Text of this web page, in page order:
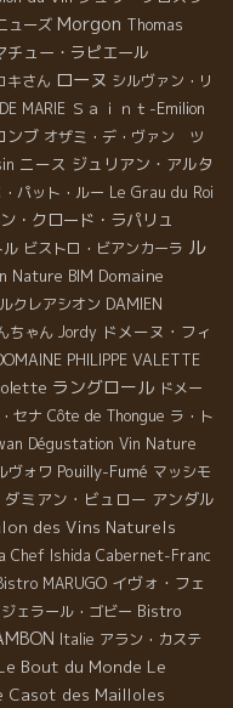
ューズ Morgon Thomas
チュー・ラピエール
キさん ローヌ シルヴァン・リ
MARIE Ｓａｉｎｔ-Emilion
ンブ オザミ・デ・ヴァン ツ
ニース ジュリアン・アルタ
パット・ルー Le Grau du Roi
・クロード・ラパリュ
ル ビストロ・ビアンカーラ ル
Nature BIM Domaine
ルクレアシオン DAMIEN
ちゃん Jordy ドメーヌ・フィ
PHILIPPE VALETTE
ラングロール ドメー
セナ Côte de Thongue ラ・ト
Dégustation Vin Nature
ヴォワ Pouilly-Fumé マッシモ
ダミアン・ビュロー アンダル
des Vins Naturels
Chef Ishida Cabernet-Franc
MARUGO イヴォ・フェ
ジェラール・ゴビー Bistro
Italie アラン・カステ
Bout du Monde Le
Casot des Mailloles